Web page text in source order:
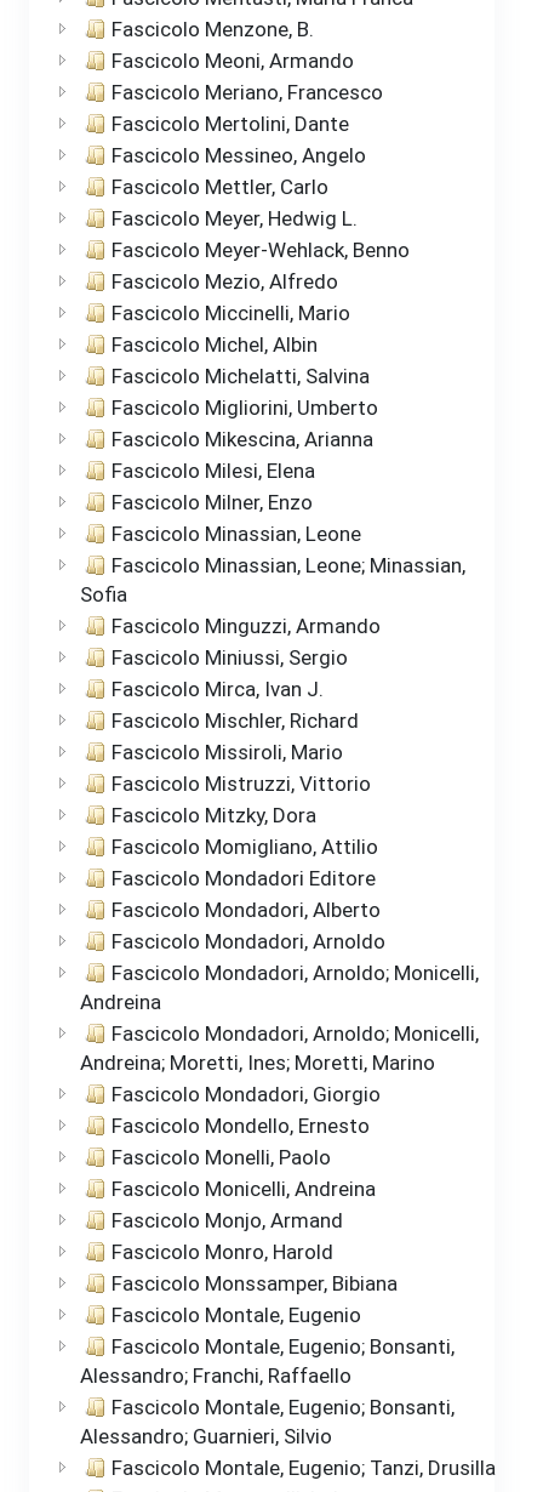
Fascicolo Menzone, B.
Fascicolo Meoni, Armando
Fascicolo Meriano, Francesco
Fascicolo Mertolini, Dante
Fascicolo Messineo, Angelo
Fascicolo Mettler, Carlo
Fascicolo Meyer, Hedwig L.
Fascicolo Meyer-Wehlack, Benno
Fascicolo Mezio, Alfredo
Fascicolo Miccinelli, Mario
Fascicolo Michel, Albin
Fascicolo Michelatti, Salvina
Fascicolo Migliorini, Umberto
Fascicolo Mikescina, Arianna
Fascicolo Milesi, Elena
Fascicolo Milner, Enzo
Fascicolo Minassian, Leone
Fascicolo Minassian, Leone; Minassian,
Sofia
Fascicolo Minguzzi, Armando
Fascicolo Miniussi, Sergio
Fascicolo Mirca, Ivan J.
Fascicolo Mischler, Richard
Fascicolo Missiroli, Mario
Fascicolo Mistruzzi, Vittorio
Fascicolo Mitzky, Dora
Fascicolo Momigliano, Attilio
Fascicolo Mondadori Editore
Fascicolo Mondadori, Alberto
Fascicolo Mondadori, Arnoldo
Fascicolo Mondadori, Arnoldo; Monicelli,
Andreina
Fascicolo Mondadori, Arnoldo; Monicelli,
Andreina; Moretti, Ines; Moretti, Marino
Fascicolo Mondadori, Giorgio
Fascicolo Mondello, Ernesto
Fascicolo Monelli, Paolo
Fascicolo Monicelli, Andreina
Fascicolo Monjo, Armand
Fascicolo Monro, Harold
Fascicolo Monssamper, Bibiana
Fascicolo Montale, Eugenio
Fascicolo Montale, Eugenio; Bonsanti,
Alessandro; Franchi, Raffaello
Fascicolo Montale, Eugenio; Bonsanti,
Alessandro; Guarnieri, Silvio
Fascicolo Montale, Eugenio; Tanzi, Drusilla